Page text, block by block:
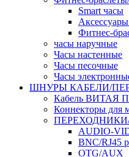
Smart часы
Фитнес-
часы наручные
Часы настенные
Часы песочные
Часы
ШНУРЫ КАБЕЛИ/
Кабель ВИТАЯ
Коннекторы для
AUDIO-
BNC/RJ45
OTG/AUX